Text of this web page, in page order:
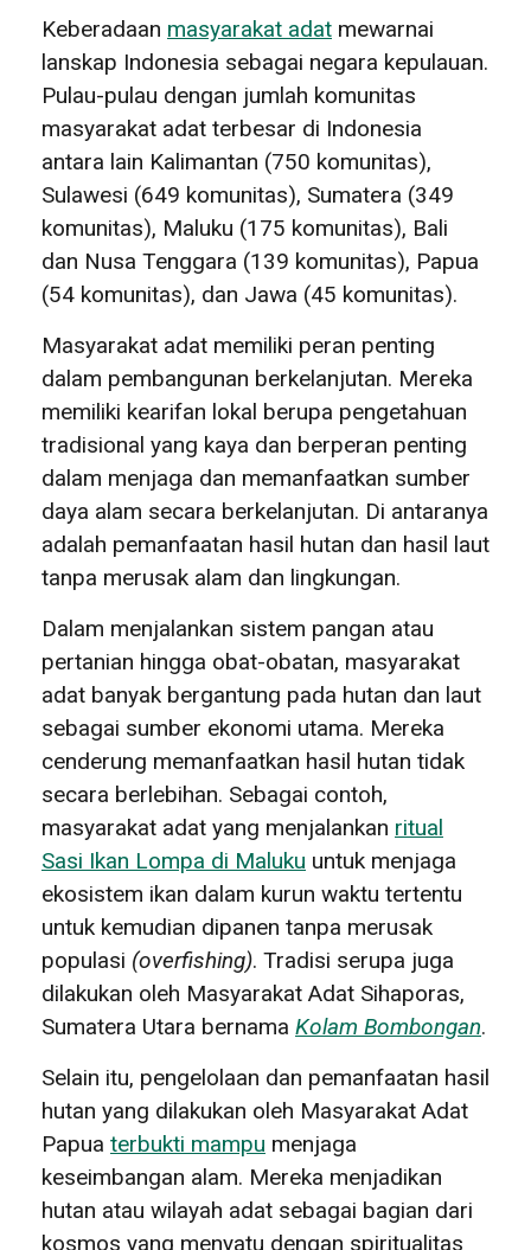
Keberadaan masyarakat adat mewarnai
lanskap Indonesia sebagai negara kepulauan.
Pulau-pulau dengan jumlah komunitas
masyarakat adat terbesar di Indonesia
antara lain Kalimantan (750 komunitas),
Sulawesi (649 komunitas), Sumatera (349
komunitas), Maluku (175 komunitas), Bali
dan Nusa Tenggara (139 komunitas), Papua
(54 komunitas), dan Jawa (45 komunitas).
Masyarakat adat memiliki peran penting
dalam pembangunan berkelanjutan. Mereka
memiliki kearifan lokal berupa pengetahuan
tradisional yang kaya dan berperan penting
dalam menjaga dan memanfaatkan sumber
daya alam secara berkelanjutan. Di antaranya
adalah pemanfaatan hasil hutan dan hasil laut
tanpa merusak alam dan lingkungan.
Dalam menjalankan sistem pangan atau
pertanian hingga obat-obatan, masyarakat
adat banyak bergantung pada hutan dan laut
sebagai sumber ekonomi utama. Mereka
cenderung memanfaatkan hasil hutan tidak
secara berlebihan. Sebagai contoh,
masyarakat adat yang menjalankan ritual
Sasi Ikan Lompa di Maluku untuk menjaga
ekosistem ikan dalam kurun waktu tertentu
untuk kemudian dipanen tanpa merusak
populasi (overfishing). Tradisi serupa juga
dilakukan oleh Masyarakat Adat Sihaporas,
Sumatera Utara bernama Kolam Bombongan.
Selain itu, pengelolaan dan pemanfaatan hasil
hutan yang dilakukan oleh Masyarakat Adat
Papua terbukti mampu menjaga
keseimbangan alam. Mereka menjadikan
hutan atau wilayah adat sebagai bagian dari
kosmos yang menyatu dengan spiritualitas